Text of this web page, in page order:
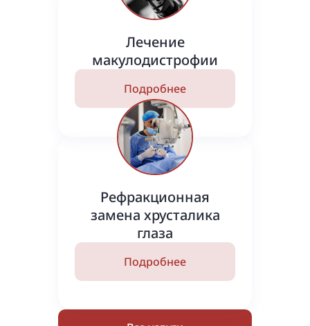
Лечение
макулодистрофии
Подробнее
Рефракционная
замена хрусталика
глаза
Подробнее